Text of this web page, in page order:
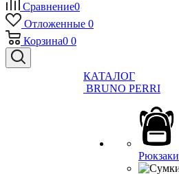
Сравнение0
Отложенные 0
Корзина0 0
КАТАЛОГ
BRUNO PERRI
Рюкзаки